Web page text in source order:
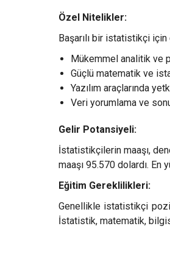
Özel Nitelikler:
Başarılı bir istatistikçi
Mükemmel analitik ve
Güçlü matematik ve
Yazılım araçlarında
Veri yorumlama ve
Gelir Potansiyeli:
İstatistikçilerin maaşı,
maaşı 95.570 dolardı.
Eğitim Gereklilikleri:
Genellikle istatistikçi
İstatistik, matematik,